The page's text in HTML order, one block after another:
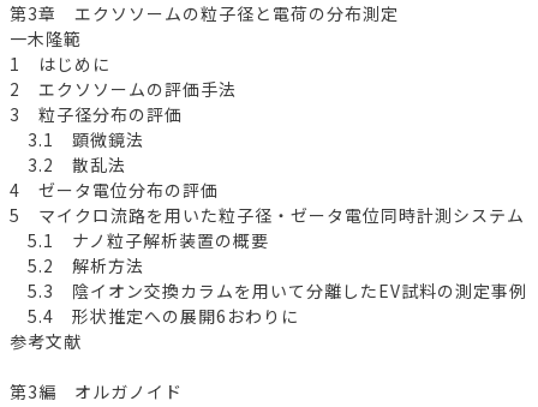
第3章 エクソソームの粒子径と電荷の分布測定
一木隆範
1 はじめに
2 エクソソームの評価手法
3 粒子径分布の評価
3.1 顕微鏡法
3.2 散乱法
4 ゼータ電位分布の評価
5 マイクロ流路を用いた粒子径・ゼータ電位同時計測システム
5.1 ナノ粒子解析装置の概要
5.2 解析方法
5.3 陰イオン交換カラムを用いて分離したEV試料の測定事例
5.4 形状推定への展開6おわりに
参考文献
第3編 オルガノイド